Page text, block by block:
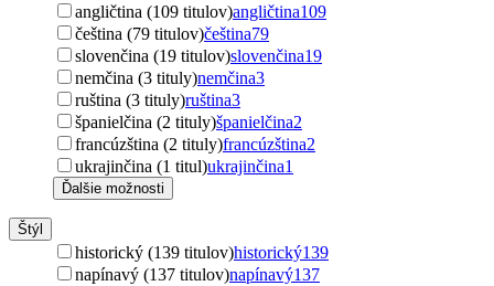
angličtina (109 titulov)angličtina109
čeština (79 titulov)čeština79
slovenčina (19 titulov)slovenčina19
nemčina (3 tituly)nemčina3
ruština (3 tituly)ruština3
španielčina (2 tituly)španielčina2
francúzština (2 tituly)francúzština2
ukrajinčina (1 titul)ukrajinčina1
Ďalšie možnosti
Štýl
historický (139 titulov)historický139
napínavý (137 titulov)napínavý137